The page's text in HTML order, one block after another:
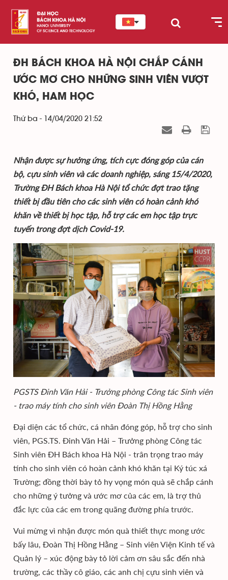
ĐH BÁCH KHOA HÀ NỘI CHẮP CÁNH
ƯỚC MƠ CHO NHỮNG SINH VIÊN VƯỢT
KHÓ, HAM HỌC
Thứ ba - 14/04/2020 21:52
Nhận được sự hưởng ứng, tích cực đóng góp của cán
bộ, cựu sinh viên và các doanh nghiệp, sáng 15/4/2020,
Trường ĐH Bách khoa Hà Nội tổ chức đợt trao tặng
thiết bị đầu tiên cho các sinh viên có hoàn cảnh khó
khăn về thiết bị học tập, hỗ trợ các em học tập trực
tuyến trong đợt dịch Covid-19.
PGSTS Đinh Văn Hải - Trưởng phòng Công tác Sinh viên
- trao máy tính cho sinh viên Đoàn Thị Hồng Hằng
Đại diện các tổ chức, cá nhân đóng góp, hỗ trợ cho sinh
viên, PGS.TS. Đinh Văn Hải – Trưởng phòng Công tác
Sinh viên ĐH Bách khoa Hà Nội - trân trọng trao máy
tính cho sinh viên có hoàn cảnh khó khăn tại Ký túc xá
Trường; đồng thời bày tỏ hy vọng món quà sẽ chắp cánh
cho những ý tưởng và ước mơ của các em, là trợ thủ
đắc lực của các em trong quãng đường phía trước.
Vui mừng vì nhận được món quà thiết thực mong ước
bấy lâu, Đoàn Thị Hồng Hằng – Sinh viên Viện Kinh tế và
Quản lý – xúc động bày tỏ lời cảm ơn sâu sắc đến nhà
trường, các thầy cô giáo, các anh chị cựu sinh viên và